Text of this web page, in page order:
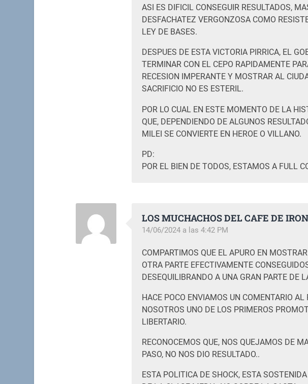
ASI ES DIFICIL CONSEGUIR RESULTADOS,
DESFACHATEZ VERGONZOSA COMO
LEY DE BASES.
DESPUES DE ESTA VICTORIA PIRRICA, EL
TERMINAR CON EL CEPO RAPIDAMENTE
RECESION IMPERANTE Y MOSTRAR AL
SACRIFICIO NO ES ESTERIL.
POR LO CUAL EN ESTE MOMENTO DE LA
QUE, DEPENDIENDO DE ALGUNOS
MILEI SE CONVIERTE EN HEROE O VILLANO.
PD:
POR EL BIEN DE TODOS, ESTAMOS A FULL
LOS MUCHACHOS DEL CAFE DE
14/06/2024 a las 4:42 PM
COMPARTIMOS QUE EL APURO EN
OTRA PARTE EFECTIVAMENTE
DESEQUILIBRANDO A UNA GRAN PARTE DE
HACE POCO ENVIAMOS UN COMENTARIO AL
NOSOTROS UNO DE LOS PRIMEROS
LIBERTARIO.
RECONOCEMOS QUE, NOS QUEJAMOS DE
PASO, NO NOS DIO RESULTADO..
ESTA POLITICA DE SHOCK, ESTA